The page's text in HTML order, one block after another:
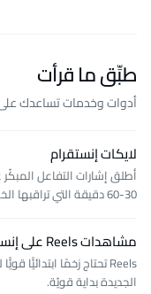
طبِّق ما قرأت
أدوات وخدمات تساعدك
لايكات إنستقرام
أطلق إشارات التفاعل
30-60 دقيقة التي تراقبها الخوارزميّة.
مشاهدات Reels على إنستقرام
الجديدة بداية قويّة.